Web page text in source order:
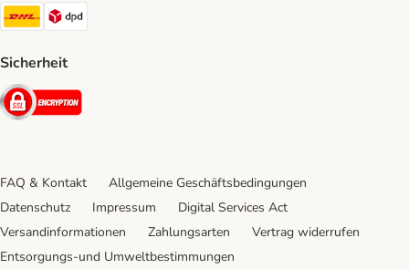
DHL Shipping Method
Sicherheit
Security
FAQ & Kontakt
Allgemeine Geschäftsbedingungen
Datenschutz
Impressum
Digital Services Act
Versandinformationen
Zahlungsarten
Vertrag widerrufen
Entsorgungs-und Umweltbestimmungen